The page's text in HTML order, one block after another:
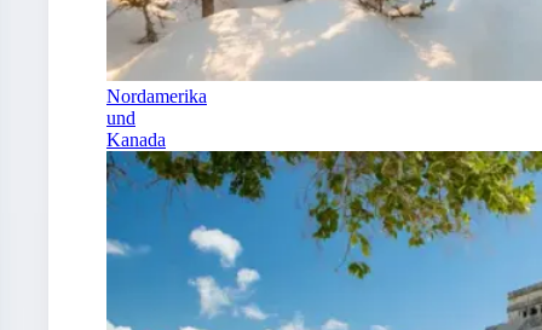
Nordamerika
und
Kanada